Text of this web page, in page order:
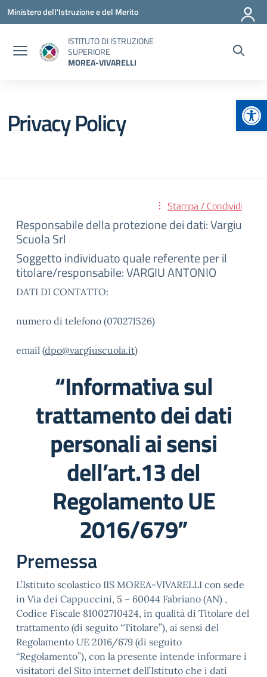
Vai ai contenuti
Vai al menu di navigazione
Vai al footer
Ministero dell'Istruzione e del Merito
ISTITUTO DI ISTRUZIONE
SUPERIORE
MOREA-VIVARELLI
Privacy Policy
Stampa / Condividi
Responsabile della protezione dei dati: Vargiu
Scuola Srl
Soggetto individuato quale referente per il
titolare/responsabile: VARGIU ANTONIO
DATI DI CONTATTO:
numero di telefono (070271526)
email (dpo@vargiuscuola.it)
“Informativa sul
trattamento dei dati
personali ai sensi
dell’art.13 del
Regolamento UE
2016/679”
Premessa
L’Istituto scolastico IIS MOREA-VIVARELLI con sede
in Via dei Cappuccini, 5 – 60044 Fabriano (AN) ,
Codice Fiscale 81002710424, in qualità di Titolare del
trattamento (di seguito “Titolare”), ai sensi del
Regolamento UE 2016/679 (di seguito
“Regolamento”), con la presente intende informare i
visitatori del Sito internet dell’Istituto che i dati